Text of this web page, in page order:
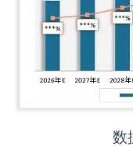
数